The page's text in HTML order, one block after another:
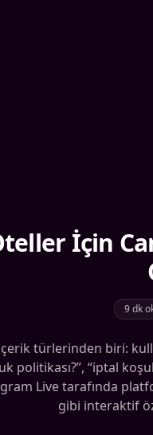
İçin
9 dk
türlerinden biri:
politikası?”, “iptal
Live tarafında
gibi interaktif